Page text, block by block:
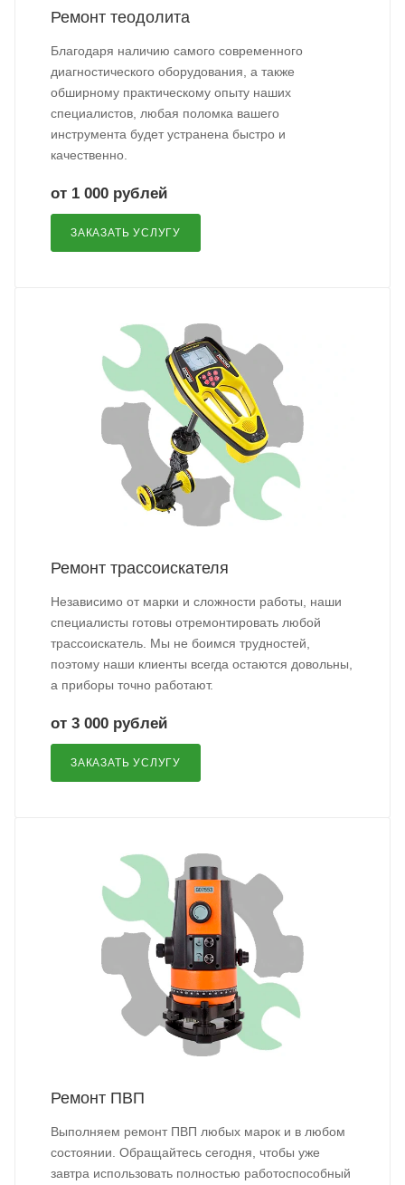
Ремонт теодолита
Благодаря наличию самого современного
диагностического оборудования, а также
обширному практическому опыту наших
специалистов, любая поломка вашего
инструмента будет устранена быстро и
качественно.
от 1 000 рублей
ЗАКАЗАТЬ УСЛУГУ
Ремонт трассоискателя
Независимо от марки и сложности работы, наши
специалисты готовы отремонтировать любой
трассоискатель. Мы не боимся трудностей,
поэтому наши клиенты всегда остаются довольны,
а приборы точно работают.
от 3 000 рублей
ЗАКАЗАТЬ УСЛУГУ
Ремонт ПВП
Выполняем ремонт ПВП любых марок и в любом
состоянии. Обращайтесь сегодня, чтобы уже
завтра использовать полностью работоспособный